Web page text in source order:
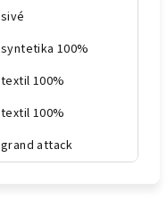
sivé
syntetika 100%
textil 100%
textil 100%
grand attack